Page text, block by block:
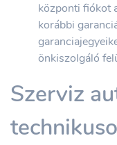
központi fiókot
korábbi
önkiszolgáló
Szerviz